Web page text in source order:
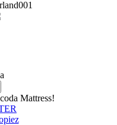
Mattress!